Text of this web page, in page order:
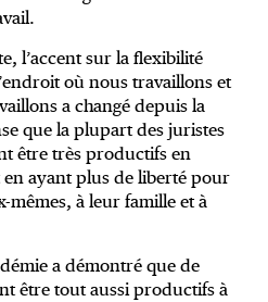
l’accent sur la flexibilité
où nous travaillons et
a changé depuis la
que la plupart des juristes
être très productifs en
ayant plus de liberté pour
mêmes, à leur famille et à
a démontré que de
être tout aussi productifs à